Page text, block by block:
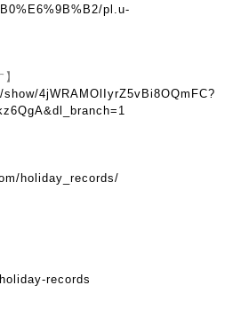
pl.u-
4jWRAMOlIyrZ5vBi8OQmFC?
holiday_records/
records